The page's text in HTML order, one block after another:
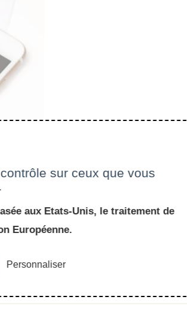
sur ceux que vous
aux Etats-Unis, le traitement de
Européenne.
Personnaliser